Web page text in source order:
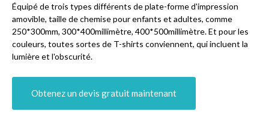
Équipé de trois types différents de plate-forme d'impression
amovible, taille de chemise pour enfants et adultes, comme
250*300mm, 300*400millimètre, 400*500millimètre. Et pour les
couleurs, toutes sortes de T-shirts conviennent, qui incluent la
lumière et l'obscurité.
Obtenez un devis gratuit maintenant